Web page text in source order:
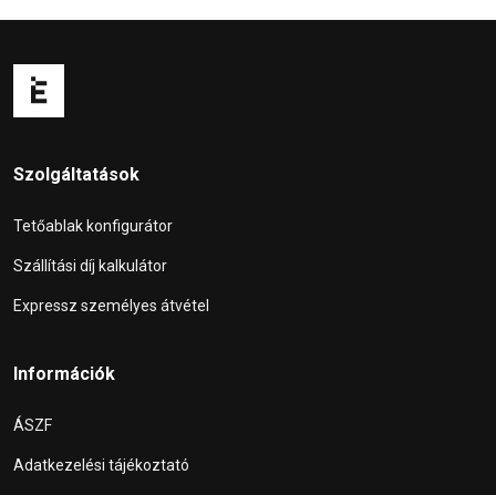
Szolgáltatások
Tetőablak konfigurátor
Szállítási díj kalkulátor
Expressz személyes átvétel
Információk
ÁSZF
Adatkezelési tájékoztató